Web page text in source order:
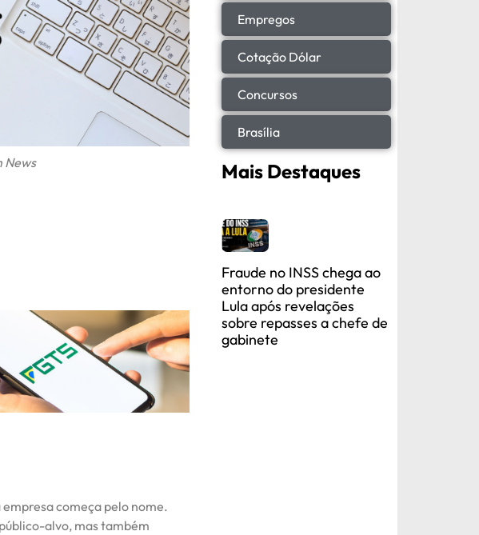
News
começa pelo nome.
alvo, mas também
Empregos
Cotação Dólar
Concursos
Brasília
Mais Destaques
Fraude no INSS chega ao
entorno do presidente
Lula após revelações
sobre repasses a chefe de
gabinete